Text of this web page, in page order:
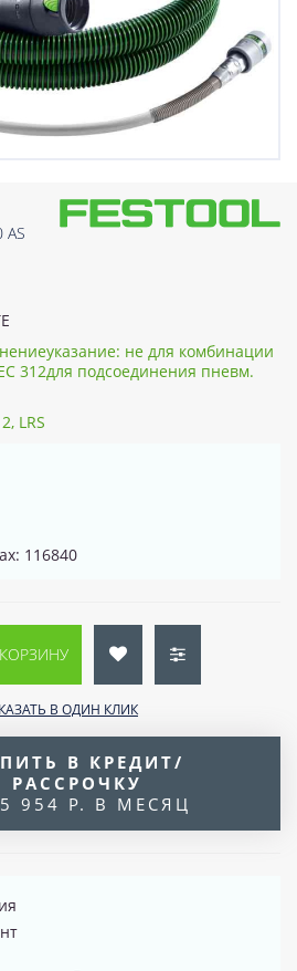
AS
не для комбинации
312для подсоединения пневм.
LRS
116840
В ОДИН КЛИК
В КРЕДИТ/
РАССРОЧКУ
954 Р. В МЕСЯЦ